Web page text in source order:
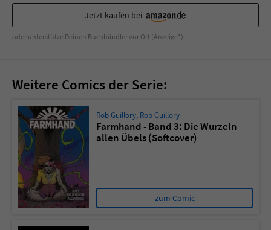
Jetzt kaufen bei
oder unterstütze Deinen Buchhändler vor Ort (Anzeige*)
Weitere Comics der Serie:
Rob Guillory, Rob Guillory
Farmhand - Band 3: Die Wurzeln
allen Übels (Softcover)
zum Comic